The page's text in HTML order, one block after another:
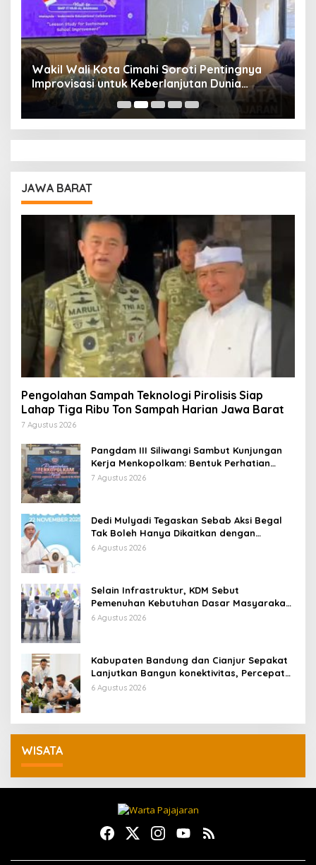
Wakil Wali Kota Cimahi Soroti Pentingnya
Improvisasi untuk Keberlanjutan Dunia
Pendidikan
JAWA BARAT
Pengolahan Sampah Teknologi Pirolisis Siap
Lahap Tiga Ribu Ton Sampah Harian Jawa Barat
7 Agustus 2026
Pangdam III Siliwangi Sambut Kunjungan
Kerja Menkopolkam: Bentuk Perhatian
Pemerintah
7 Agustus 2026
Dedi Mulyadi Tegaskan Sebab Aksi Begal
Tak Boleh Hanya Dikaitkan dengan
Ekonomi
6 Agustus 2026
Selain Infrastruktur, KDM Sebut
Pemenuhan Kebutuhan Dasar Masyarakat
Jadi Fokus APBD Jabar 2027
6 Agustus 2026
Kabupaten Bandung dan Cianjur Sepakat
Lanjutkan Bangun konektivitas, Percepat
Pertumbuhan Ekonomi Daerah
6 Agustus 2026
WISATA